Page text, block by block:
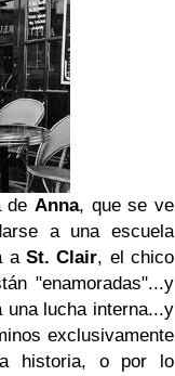
de Anna, que se ve
a una escuela
a St. Clair, el chico
"enamoradas"...y
lucha interna...y
exclusivamente
historia, o por lo